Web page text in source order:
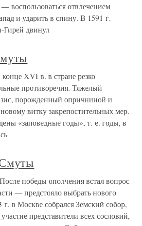
воспользоваться отвлечением
и ударить в спину. В 1591 г.
Гирей двинул
XVI в. в стране резко
противоречия. Тяжелый
порожденный опричниной и
витку закрепостительных мер.
«заповедные годы», т. е. годы, в
победы ополчения встал вопрос
— предстояло выбрать нового
г. в Москве собрался Земский собор,
представители всех сословий,